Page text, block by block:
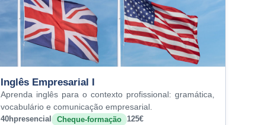
Inglês Empresarial I
Aprenda inglês para o contexto profissional: gramática,
vocabulário e comunicação empresarial.
40hpresencial Cheque-formação 125€